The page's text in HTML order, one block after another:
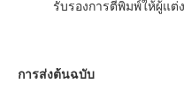
รับรองการตีพิมพ์ให้ผู้แต่ง
การส่งต้นฉบับ